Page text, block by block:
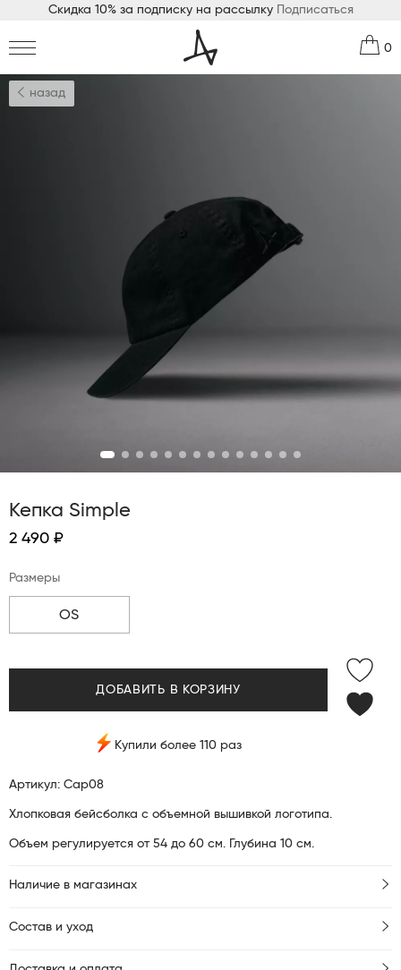
Скидка 10% за подписку на рассылку Подписаться
0
назад
Кепка Simple
2 490 ₽
Размеры
OS
ДОБАВИТЬ В КОРЗИНУ
Купили более 110 раз
Артикул: Cap08
Хлопковая бейсболка с объемной вышивкой логотипа.
Объем регулируется от 54 до 60 см. Глубина 10 см.
Наличие в магазинах
Состав и уход